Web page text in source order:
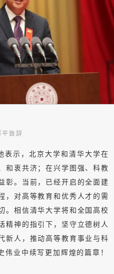
平致辞
表示，北京大学和清华大学在
和衷共济；在兴学图强、科教
彰。当前，已经开启的全面建
，对高等教育和优秀人才的需
。相信清华大学将和全国高校
精神的指引下，坚守立德树人
新人，推动高等教育事业与科
伟业中续写更加辉煌的篇章！